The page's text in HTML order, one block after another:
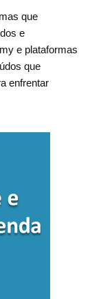
que
e
e plataformas
que
enfrentar